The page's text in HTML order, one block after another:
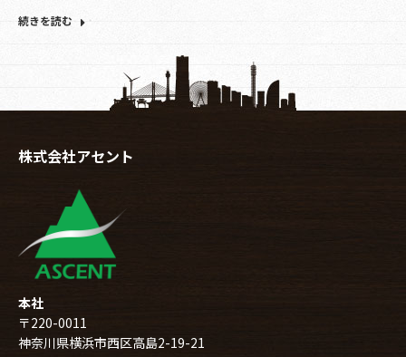
続きを読む
株式会社アセント
本社
〒220-0011
神奈川県横浜市西区高島2-19-21